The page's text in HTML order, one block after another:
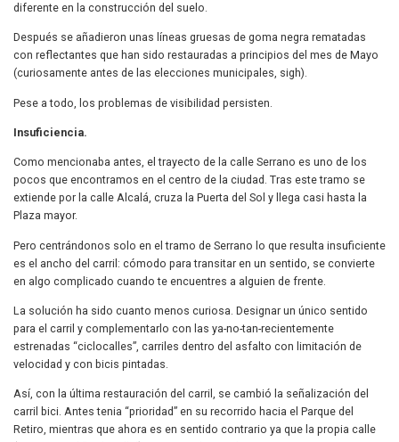
diferente en la construcción del suelo.
Después se añadieron unas líneas gruesas de goma negra rematadas
con reflectantes que han sido restauradas a principios del mes de Mayo
(curiosamente antes de las elecciones municipales, sigh).
Pese a todo, los problemas de visibilidad persisten.
Insuficiencia.
Como mencionaba antes, el trayecto de la calle Serrano es uno de los
pocos que encontramos en el centro de la ciudad. Tras este tramo se
extiende por la calle Alcalá, cruza la Puerta del Sol y llega casi hasta la
Plaza mayor.
Pero centrándonos solo en el tramo de Serrano lo que resulta insuficiente
es el ancho del carril: cómodo para transitar en un sentido, se convierte
en algo complicado cuando te encuentres a alguien de frente.
La solución ha sido cuanto menos curiosa. Designar un único sentido
para el carril y complementarlo con las ya-no-tan-recientemente
estrenadas “ciclocalles”, carriles dentro del asfalto con limitación de
velocidad y con bicis pintadas.
Así, con la última restauración del carril, se cambió la señalización del
carril bici. Antes tenia “prioridad” en su recorrido hacia el Parque del
Retiro, mientras que ahora es en sentido contrario ya que la propia calle